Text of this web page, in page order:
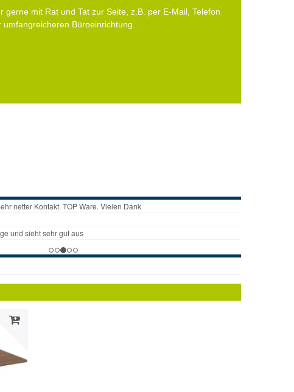
mit Rat und Tat zur Seite, z.B. per E-Mail, Telefon
Büroeinrichtung.